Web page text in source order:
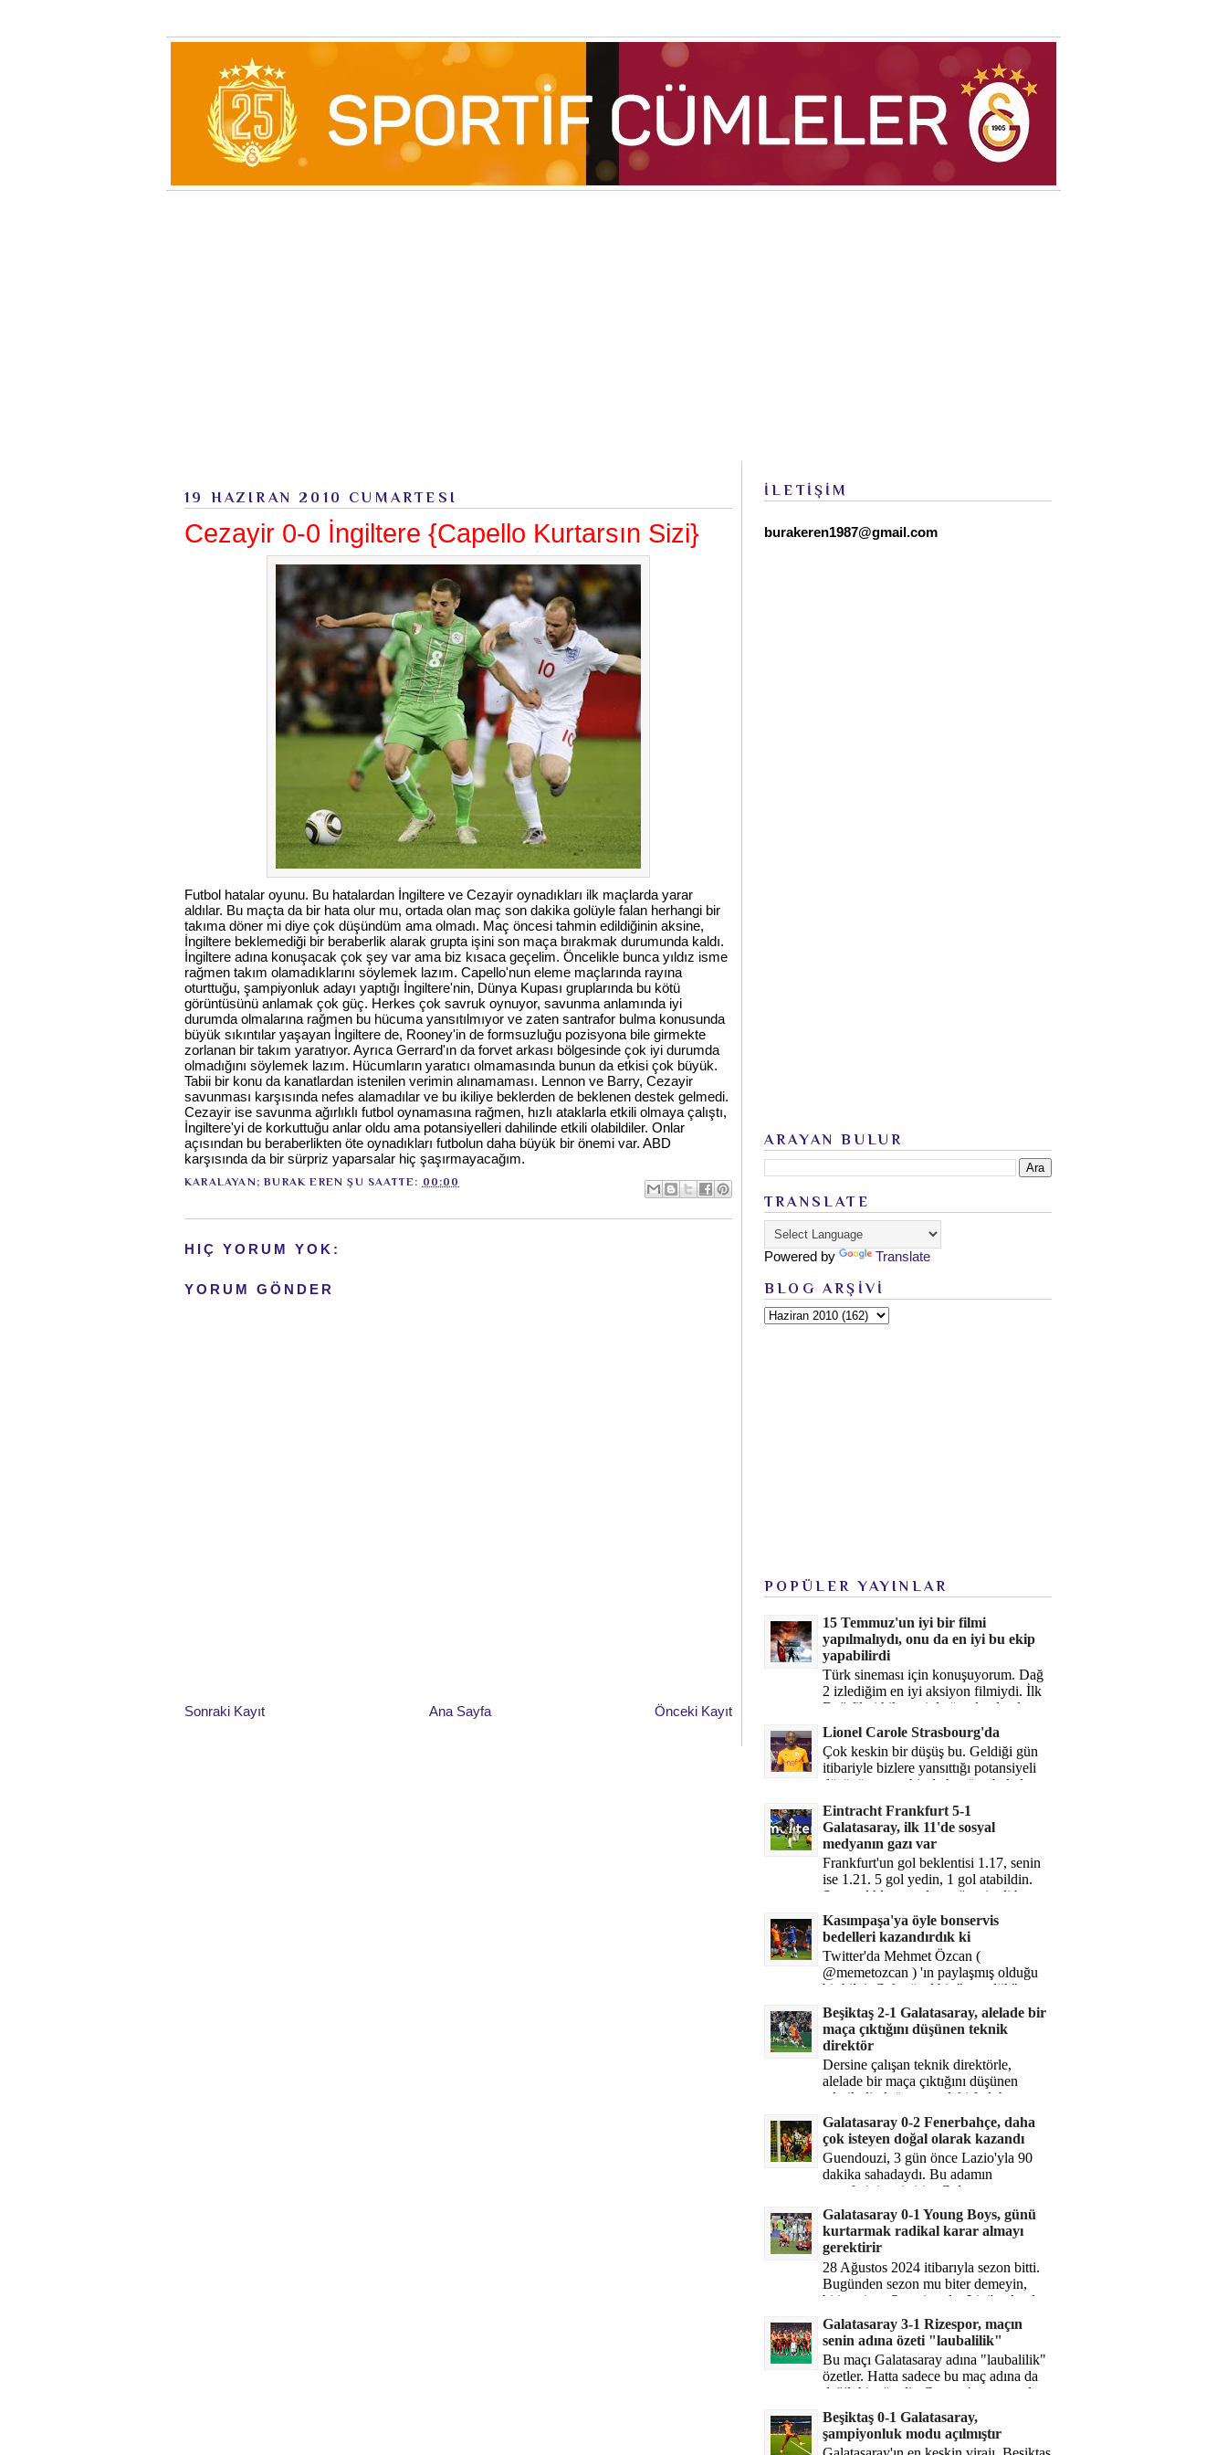
19 HAZIRAN 2010 CUMARTESI
Cezayir 0-0 İngiltere {Capello Kurtarsın Sizi}
Futbol hatalar oyunu. Bu hatalardan İngiltere ve Cezayir oynadıkları ilk maçlarda yarar
aldılar. Bu maçta da bir hata olur mu, ortada olan maç son dakika golüyle falan herhangi bir
takıma döner mi diye çok düşündüm ama olmadı. Maç öncesi tahmin edildiğinin aksine,
İngiltere beklemediği bir beraberlik alarak grupta işini son maça bırakmak durumunda kaldı.
İngiltere adına konuşacak çok şey var ama biz kısaca geçelim. Öncelikle bunca yıldız isme
rağmen takım olamadıklarını söylemek lazım. Capello'nun eleme maçlarında rayına
oturttuğu, şampiyonluk adayı yaptığı İngiltere'nin, Dünya Kupası gruplarında bu kötü
görüntüsünü anlamak çok güç. Herkes çok savruk oynuyor, savunma anlamında iyi
durumda olmalarına rağmen bu hücuma yansıtılmıyor ve zaten santrafor bulma konusunda
büyük sıkıntılar yaşayan İngiltere de, Rooney'in de formsuzluğu pozisyona bile girmekte
zorlanan bir takım yaratıyor. Ayrıca Gerrard'ın da forvet arkası bölgesinde çok iyi durumda
olmadığını söylemek lazım. Hücumların yaratıcı olmamasında bunun da etkisi çok büyük.
Tabii bir konu da kanatlardan istenilen verimin alınamaması. Lennon ve Barry, Cezayir
savunması karşısında nefes alamadılar ve bu ikiliye beklerden de beklenen destek gelmedi.
Cezayir ise savunma ağırlıklı futbol oynamasına rağmen, hızlı ataklarla etkili olmaya çalıştı,
İngiltere'yi de korkuttuğu anlar oldu ama potansiyelleri dahilinde etkili olabildiler. Onlar
açısından bu beraberlikten öte oynadıkları futbolun daha büyük bir önemi var. ABD
karşısında da bir sürpriz yaparsalar hiç şaşırmayacağım.
KARALAYAN;BURAK EREN ŞU SAATTE: 00:00
HIÇ YORUM YOK:
YORUM GÖNDER
Sonraki Kayıt Önceki Kayıt
Ana Sayfa
İLETİŞİM
burakeren1987@gmail.com
ARAYAN BULUR
TRANSLATE
Powered by Translate
BLOG ARŞİVİ
POPÜLER YAYINLAR
15 Temmuz'un iyi bir filmi
yapılmalıydı, onu da en iyi bu ekip
yapabilirdi
Türk sineması için konuşuyorum. Dağ
2 izlediğim en iyi aksiyon filmiydi. İlk
Dağ filmi hikayesiyle ön plandaydı,
Dağ 2 ise belki o hika...
Lionel Carole Strasbourg'da
Çok keskin bir düşüş bu. Geldiği gün
itibariyle bizlere yansıttığı potansiyeli
düşünüyorum, bir de bugüne bakalım.
Eintracht Frankfurt 5-1
Galatasaray, ilk 11'de sosyal
medyanın gazı var
Frankfurt'un gol beklentisi 1.17, senin
ise 1.21. 5 gol yedin, 1 gol atabildin.
Şanssızlıkla mı anlatacağız şimdi bu
durumu? Rakibin 5 ş...
Kasımpaşa'ya öyle bonservis
bedelleri kazandırdık ki
Twitter'da Mehmet Özcan (
@memetozcan ) 'ın paylaşmış olduğu
bir bilgi. Çok güzel bir "nostaljik" pas
diyelim. Kasımpaşa...
Beşiktaş 2-1 Galatasaray, alelade bir
maça çıktığını düşünen teknik
direktör
Dersine çalışan teknik direktörle,
alelade bir maça çıktığını düşünen
teknik direktör arasındaki fark bu
işte. Solskjaer'in çalıştığı de...
Galatasaray 0-2 Fenerbahçe, daha
çok isteyen doğal olarak kazandı
Guendouzi, 3 gün önce Lazio'yla 90
dakika sahadaydı. Bu adamın
transferini yetiştirip, Galatasaray
karşısında 11 oynamasını sağlıyorsun....
Galatasaray 0-1 Young Boys, günü
kurtarmak radikal karar almayı
gerektirir
28 Ağustos 2024 itibarıyla sezon bitti.
Bugünden sezon mu biter demeyin,
bitiyor işte. Şampiyonlar Ligi'ne katılım
hakkı senin misyonun ...
Galatasaray 3-1 Rizespor, maçın
senin adına özeti "laubalilik"
Bu maçı Galatasaray adına "laubalilik"
özetler. Hatta sadece bu maç adına da
değil, bir süredir. Geçen 4 maçta sadece
1 gol yedin ...
Beşiktaş 0-1 Galatasaray,
şampiyonluk modu açılmıştır